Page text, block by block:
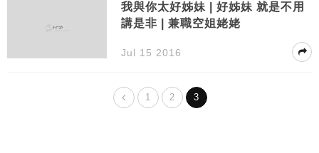
我與你太好姊妹 | 好姊妹 就是不用
講是非 | 兼職空姐姥姥
Jul 15 2016
1 2 3